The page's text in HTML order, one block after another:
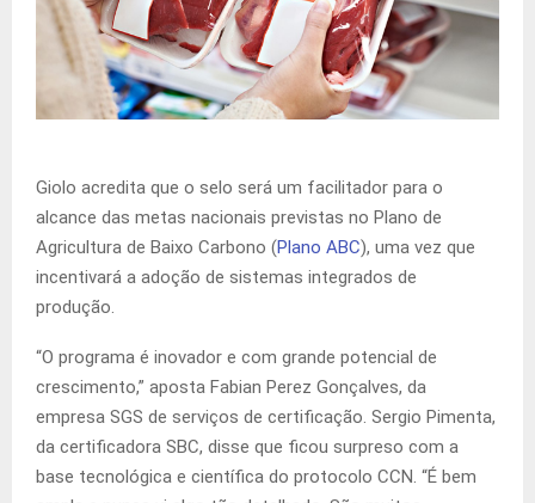
Giolo acredita que o selo será um facilitador para o
alcance das metas nacionais previstas no Plano de
Agricultura de Baixo Carbono (Plano ABC), uma vez que
incentivará a adoção de sistemas integrados de
produção.
“O programa é inovador e com grande potencial de
crescimento,” aposta Fabian Perez Gonçalves, da
empresa SGS de serviços de certificação. Sergio Pimenta,
da certificadora SBC, disse que ficou surpreso com a
base tecnológica e científica do protocolo CCN. “É bem